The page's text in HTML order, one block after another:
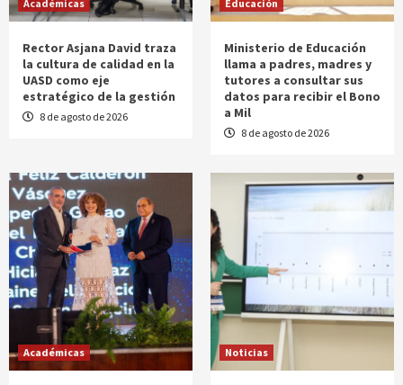
Académicas
Rector Asjana David traza
la cultura de calidad en la
UASD como eje
estratégico de la gestión
8 de agosto de 2026
Educación
Ministerio de Educación
llama a padres, madres y
tutores a consultar sus
datos para recibir el Bono
a Mil
8 de agosto de 2026
Académicas Noticias